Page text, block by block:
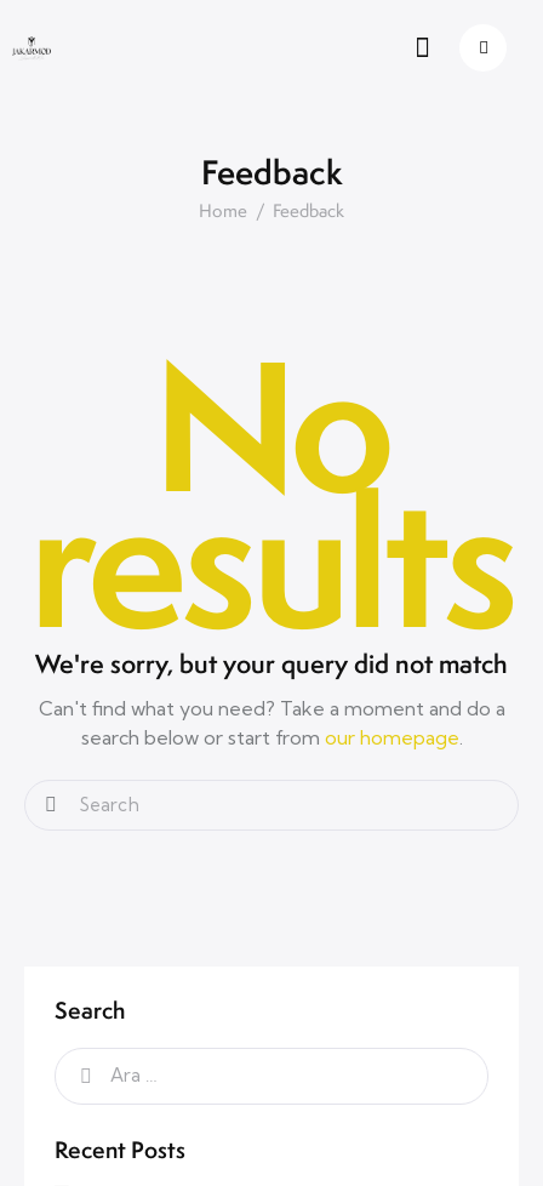
Feedback
Home Feedback
No
results
We're sorry, but your query did not match
Can't find what you need? Take a moment and do a
search below or start from our homepage
Search
Recent Posts